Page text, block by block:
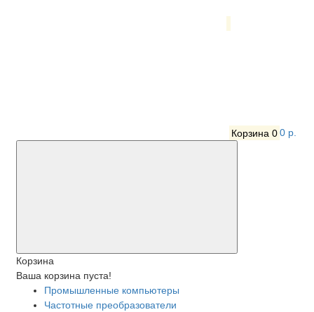
Корзина 00 р.
Корзина
Ваша корзина пуста!
Промышленные компьютеры
Частотные преобразователи